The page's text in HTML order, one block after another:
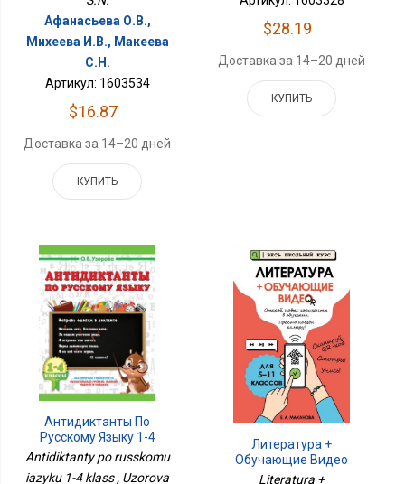
Афанасьева О.В.,
Михеева И.В., Макеева
С.Н.
Артикул: 1603534
$16.87
Доставка за 14–20 дней
КУПИТЬ
$28.19
Доставка за 14–20 дней
КУПИТЬ
Антидиктанты По
Русскому Языку 1-4
Класс
Antidiktanty po russkomu
iazyku 1-4 klass , Uzorova
Литература +
Обучающие Видео
Literatura +